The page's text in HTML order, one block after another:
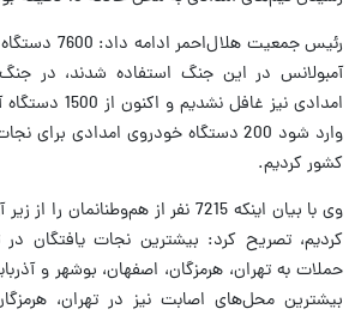
آمبولانس در این جنگ استفاده شدند، در
امدادی نیز غافل
وارد شود 200 دستگاه خودروی امدادی
کشور کردیم.
وی با بیان اینکه 7215 نفر از
کردیم، تصریح کرد: بیشترین نجات یافتگان در
حملات به تهران، هرمزگان، اصفهان، بوشهر و
بیشترین محل‌های اصابت نیز در تهران،